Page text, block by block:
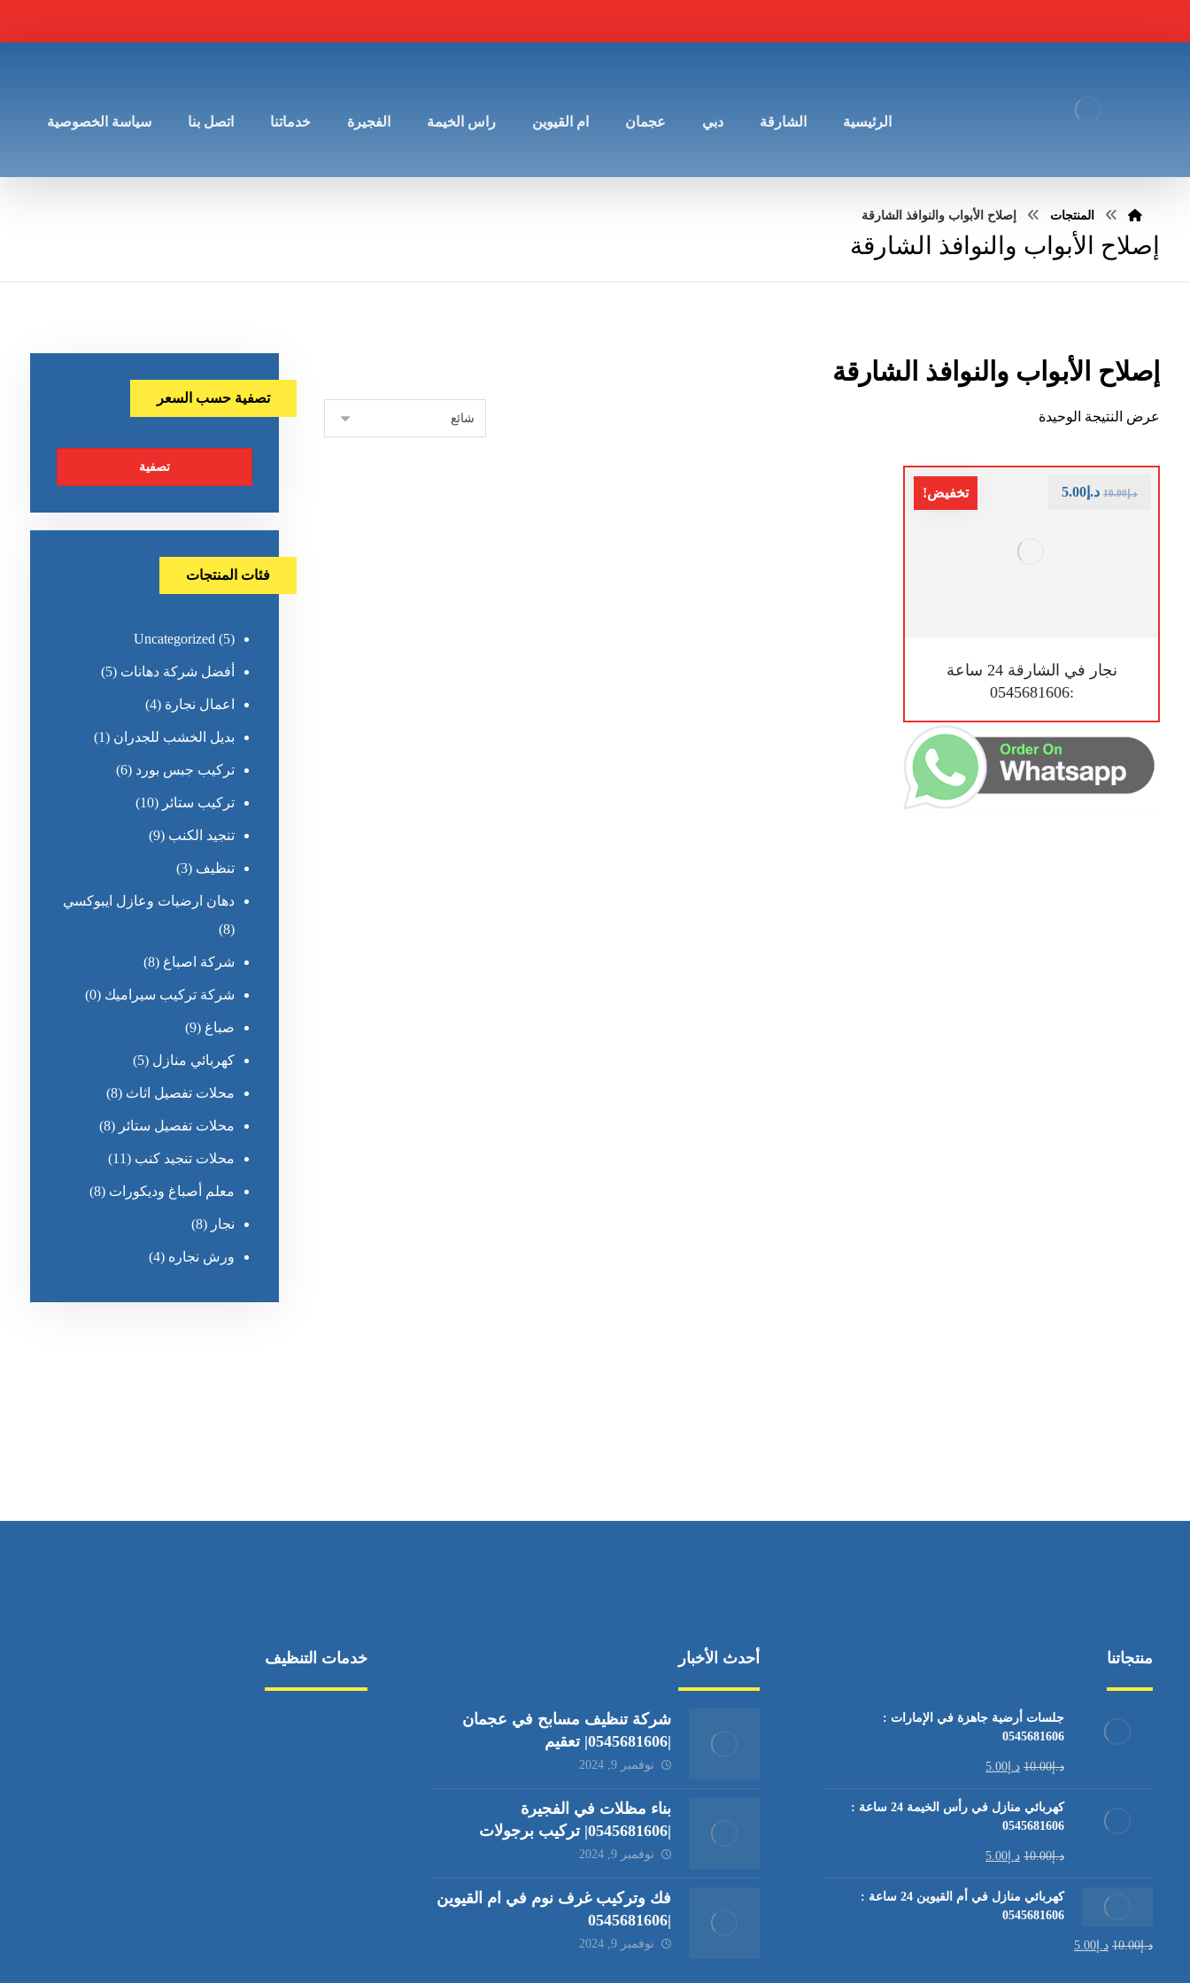
الرئيسية الشارقة دبي عجمان ام القيوين راس الخيمة الفجيرة خدماتنا اتصل بنا سياسة الخصوصية
المنتجات إصلاح الأبواب والنوافذ الشارقة
إصلاح الأبواب والنوافذ الشارقة
إصلاح الأبواب والنوافذ الشارقة
عرض النتيجة الوحيدة
تخفيض!
نجار في الشارقة 24 ساعة
:0545681606
د.إ10.00 د.إ 5.00
تصفية حسب السعر
تصفية
فئات المنتجات
Uncategorized (5)
أفضل شركة دهانات (5)
اعمال نجارة (4)
بديل الخشب للجدران (1)
تركيب جبس بورد (6)
تركيب ستائر (10)
تنجيد الكنب (9)
تنظيف (3)
دهان ارضيات وعازل ايبوكسي
(8)
شركة اصباغ (8)
شركة تركيب سيراميك (0)
صباغ (9)
كهربائي منازل (5)
محلات تفصيل اثاث (8)
محلات تفصيل ستائر (8)
محلات تنجيد كنب (11)
معلم أصباغ وديكورات (8)
نجار (8)
ورش نجاره (4)
منتجاتنا
جلسات أرضية جاهزة في الإمارات :
0545681606
د.إ10.00 د.إ 5.00
كهربائي منازل في رأس الخيمة 24 ساعة :
0545681606
د.إ10.00 د.إ 5.00
كهربائي منازل في أم القيوين 24 ساعة :
0545681606
د.إ10.00 د.إ 5.00
أحدث الأخبار
شركة تنظيف مسابح في عجمان
|0545681606| تعقيم
نوفمبر 9, 2024
بناء مظلات في الفجيرة
|0545681606| تركيب برجولات
نوفمبر 9, 2024
فك وتركيب غرف نوم في ام القيوين
|0545681606
نوفمبر 9, 2024
خدمات التنظيف